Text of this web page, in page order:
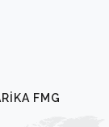
FMG